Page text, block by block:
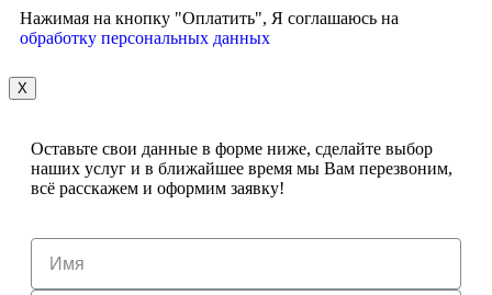
Нажимая на кнопку "Оплатить", Я соглашаюсь на
обработку персональных данных
X
Оставьте свои данные в форме ниже, сделайте выбор
наших услуг и в ближайшее время мы Вам перезвоним,
всё расскажем и оформим заявку!